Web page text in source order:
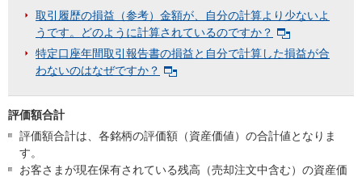
取引履歴の損益（参考）金額が、自分の計算より少ないよ
うです。どのように計算されているのですか？
特定口座年間取引報告書の損益と自分で計算した損益が合
わないのはなぜですか？
評価額合計
評価額合計は、各銘柄の評価額（資産価値）の合計値となりま
す。
お客さまが現在保有されている残高（売却注文中含む）の資産価